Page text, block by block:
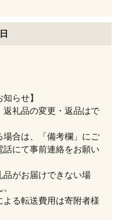
らせ】
返礼品の変更・返品はで
場合は、「備考欄」にご
話にて事前連絡をお願い
品がお届けできない場
よる転送費用は寄附者様